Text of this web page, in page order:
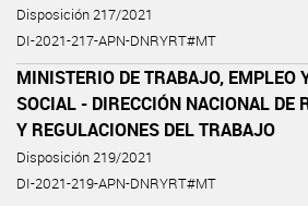
Disposición 217/2021
DI-2021-217-APN-DNRYRT#MT
MINISTERIO DE TRABAJO, EMPLEO
SOCIAL - DIRECCIÓN NACIONAL DE
Y REGULACIONES DEL TRABAJO
Disposición 219/2021
DI-2021-219-APN-DNRYRT#MT